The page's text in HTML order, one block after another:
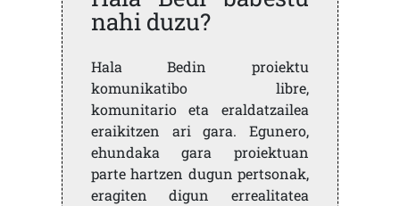
nahi duzu?
Hala Bedin proiektu
komunikatibo libre,
komunitario eta eraldatzailea
eraikitzen ari gara. Egunero,
ehundaka gara proiektuan
parte hartzen dugun pertsonak,
eragiten digun errealitatea